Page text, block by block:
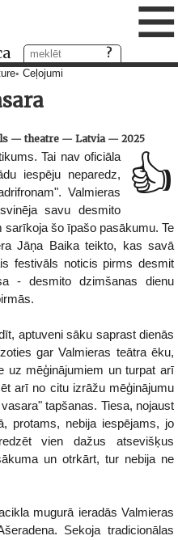
≡
Ceļojumi
— theatre — Latvia— 2025
👍
Tai nav oficiāla
iespēju neparedz,
Valmieras
savu desmito
šo īpašo pasākumu. Te
Jāņa Baika teikto, kas savā
festivāls noticis pirms desmit
- desmito dzimšanas dienu
aptuveni sāku saprast dienās
gar Valmieras teātra ēku,
uz mēģinājumiem un turpat arī
arī no citu izrāžu mēģinājumu
tapšanas. Tiesa, nojaust
protams, nebija iespējams, jo
vien dažus atsevišķus
un otrkārt, tur nebija ne
mugurā ieradās Valmieras
Sekoja tradicionālas